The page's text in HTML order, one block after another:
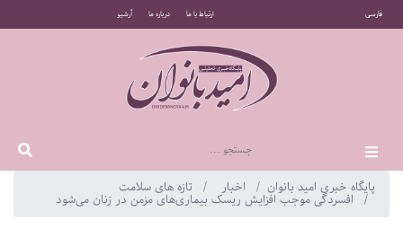
فارسی ارتباط با ما درباره ما آرشیو
پایگاه خبری امید بانوان اخبار تازه های سلامت
افسردگی موجب افزایش ریسک بیماری‌های مزمن در زنان می‌شود